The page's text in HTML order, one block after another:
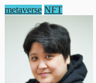
metaverse NFT